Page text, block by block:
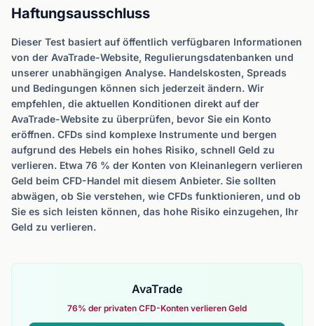
Haftungsausschluss
Dieser Test basiert auf öffentlich verfügbaren Informationen
von der AvaTrade-Website, Regulierungsdatenbanken und
unserer unabhängigen Analyse. Handelskosten, Spreads
und Bedingungen können sich jederzeit ändern. Wir
empfehlen, die aktuellen Konditionen direkt auf der
AvaTrade-Website zu überprüfen, bevor Sie ein Konto
eröffnen. CFDs sind komplexe Instrumente und bergen
aufgrund des Hebels ein hohes Risiko, schnell Geld zu
verlieren. Etwa 76 % der Konten von Kleinanlegern verlieren
Geld beim CFD-Handel mit diesem Anbieter. Sie sollten
abwägen, ob Sie verstehen, wie CFDs funktionieren, und ob
Sie es sich leisten können, das hohe Risiko einzugehen, Ihr
Geld zu verlieren.
AvaTrade
76% der privaten CFD-Konten verlieren Geld